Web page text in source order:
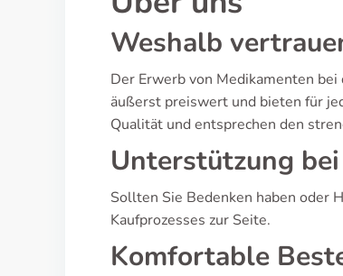
Weshalb
Der Erwerb von Medikamenten
äußerst preiswert und bieten für
Qualität und entsprechen den
Unterstützung
Sollten Sie Bedenken haben oder
Kaufprozesses zur Seite.
Komfortable